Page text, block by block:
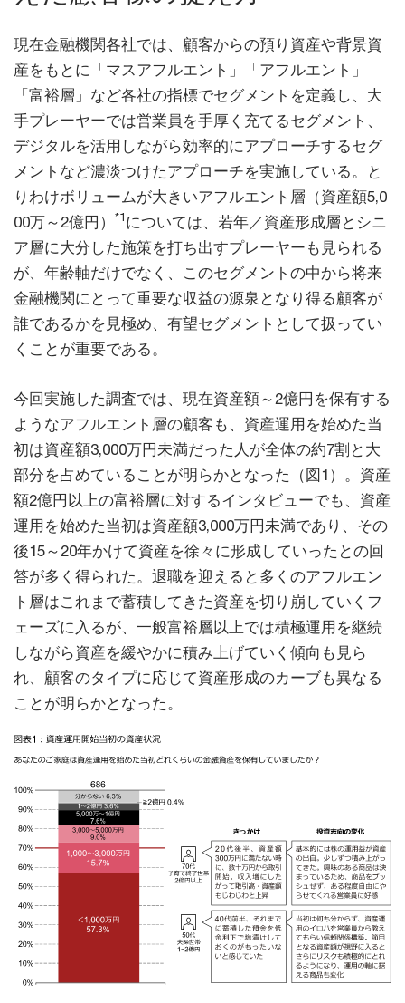
現在金融機関各社では、顧客からの預り資産や背景資
産をもとに「マスアフルエント」「アフルエント」
「富裕層」など各社の指標でセグメントを定義し、大
手プレーヤーでは営業員を手厚く充てるセグメント、
デジタルを活用しながら効率的にアプローチするセグ
メントなど濃淡つけたアプローチを実施している。と
りわけボリュームが大きいアフルエント層（資産額5,0
00万～2億円）
*1については、若年／資産形成層とシニ
ア層に大分した施策を打ち出すプレーヤーも見られる
が、年齢軸だけでなく、このセグメントの中から将来
金融機関にとって重要な収益の源泉となり得る顧客が
誰であるかを見極め、有望セグメントとして扱ってい
くことが重要である。
今回実施した調査では、現在資産額～2億円を保有する
ようなアフルエント層の顧客も、資産運用を始めた当
初は資産額3,000万円未満だった人が全体の約7割と大
部分を占めていることが明らかとなった（図1）。資産
額2億円以上の富裕層に対するインタビューでも、資産
運用を始めた当初は資産額3,000万円未満であり、その
後15～20年かけて資産を徐々に形成していったとの回
答が多く得られた。退職を迎えると多くのアフルエン
ト層はこれまで蓄積してきた資産を切り崩していくフ
ェーズに入るが、一般富裕層以上では積極運用を継続
しながら資産を緩やかに積み上げていく傾向も見ら
れ、顧客のタイプに応じて資産形成のカーブも異なる
ことが明らかとなった。